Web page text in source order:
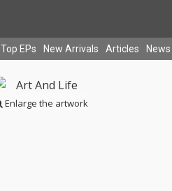
Top EPs New Arrivals Articles News
Enlarge the artwork